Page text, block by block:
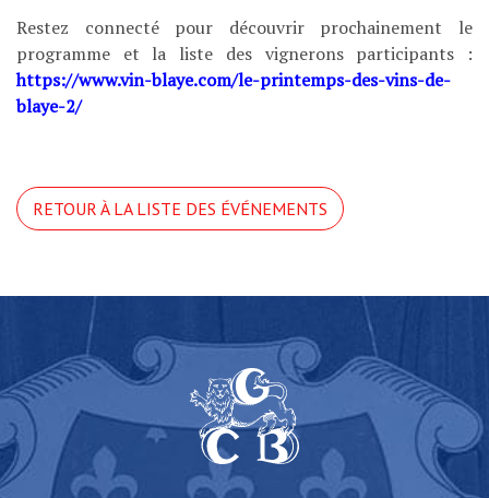
Restez connecté pour découvrir prochainement le
programme et la liste des vignerons participants :
https://www.vin-blaye.com/le-printemps-des-vins-de-
blaye-2/
RETOUR À LA LISTE DES ÉVÉNEMENTS